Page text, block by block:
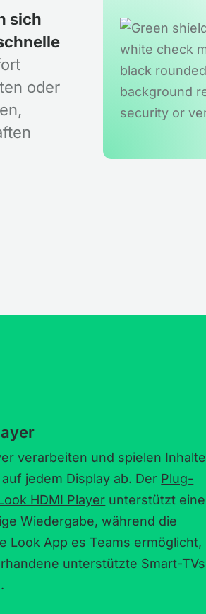
sich
oder
verarbeiten und spielen Inhalte
jedem Display ab. Der Plug-
HDMI Player unterstützt eine
Wiedergabe, während die
Look App es Teams ermöglicht,
unterstützte Smart-TVs